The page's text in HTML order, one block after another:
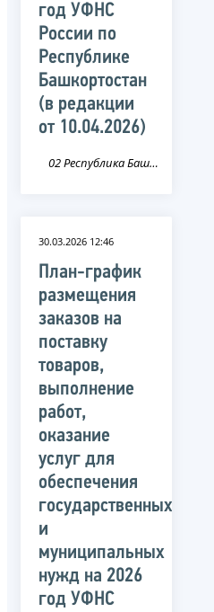
год УФНС
России по
Республике
Башкортостан
(в редакции
от 10.04.2026)
02 Республика Башкортостан
30.03.2026 12:46
План-график
размещения
заказов на
поставку
товаров,
выполнение
работ,
оказание
услуг для
обеспечения
государственных
и
муниципальных
нужд на 2026
год УФНС